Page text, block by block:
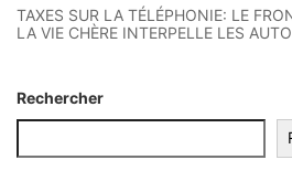
TAXES SUR LA TÉLÉPHONIE: LE
LA VIE CHÈRE INTERPELLE LES
Rechercher